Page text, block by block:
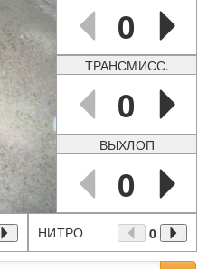
0
ТРАНСМИСС.
0
ВЫХЛОП
0
НИТРО 0